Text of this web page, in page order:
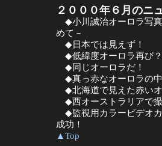
２０００年６月のニ
◆小川誠治オーロラ写
めて－
◆日本では見えず！
◆低緯度オーロラ再び
◆同じオーロラだ！
◆真っ赤なオーロラの
◆北海道で見えた赤い
◆西オーストラリアで
◆監視用カラービデオ
成功！
▲Top